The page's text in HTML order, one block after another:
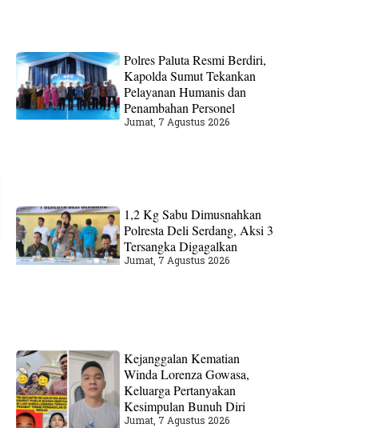
Polres Paluta Resmi Berdiri,
Kapolda Sumut Tekankan
Pelayanan Humanis dan
Penambahan Personel
Jumat, 7 Agustus 2026
1,2 Kg Sabu Dimusnahkan
Polresta Deli Serdang, Aksi 3
Tersangka Digagalkan
Jumat, 7 Agustus 2026
Kejanggalan Kematian
Winda Lorenza Gowasa,
Keluarga Pertanyakan
Kesimpulan Bunuh Diri
Jumat, 7 Agustus 2026